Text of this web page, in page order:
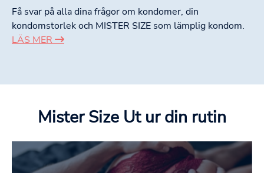
Få svar på alla dina frågor om kondomer, din
kondomstorlek och MISTER SIZE som lämplig kondom.
LÄS MER
Mister Size Ut ur din rutin